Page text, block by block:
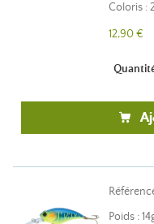
Coloris :
12,90 €
Poids :